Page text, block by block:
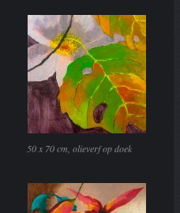
50 x 70 cm, olieverf op doek